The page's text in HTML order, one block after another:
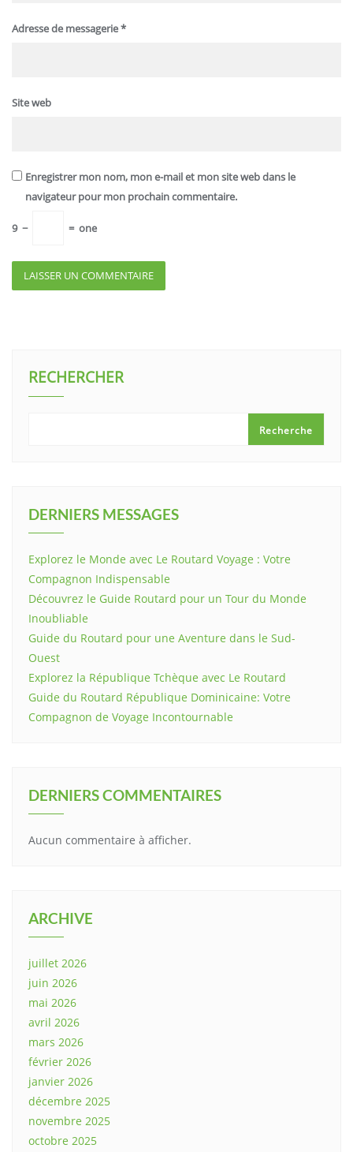
Adresse de messagerie*
Site web
Enregistrer mon nom, mon e-mail et mon site web dans le
navigateur pour mon prochain commentaire.
9 − = one
RECHERCHER
Recherche
DERNIERS MESSAGES
Explorez le Monde avec Le Routard Voyage : Votre
Compagnon Indispensable
Découvrez le Guide Routard pour un Tour du Monde
Inoubliable
Guide du Routard pour une Aventure dans le Sud-
Ouest
Explorez la République Tchèque avec Le Routard
Guide du Routard République Dominicaine: Votre
Compagnon de Voyage Incontournable
DERNIERS COMMENTAIRES
Aucun commentaire à afficher.
ARCHIVE
juillet 2026
juin 2026
mai 2026
avril 2026
mars 2026
février 2026
janvier 2026
décembre 2025
novembre 2025
octobre 2025